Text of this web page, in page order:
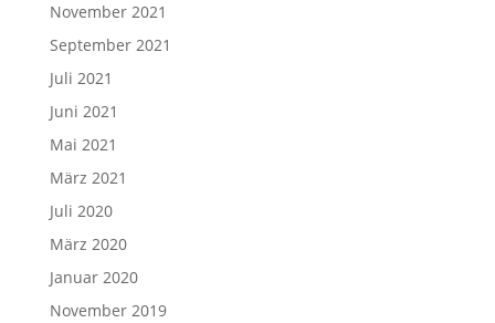
November 2021
September 2021
Juli 2021
Juni 2021
Mai 2021
März 2021
Juli 2020
März 2020
Januar 2020
November 2019